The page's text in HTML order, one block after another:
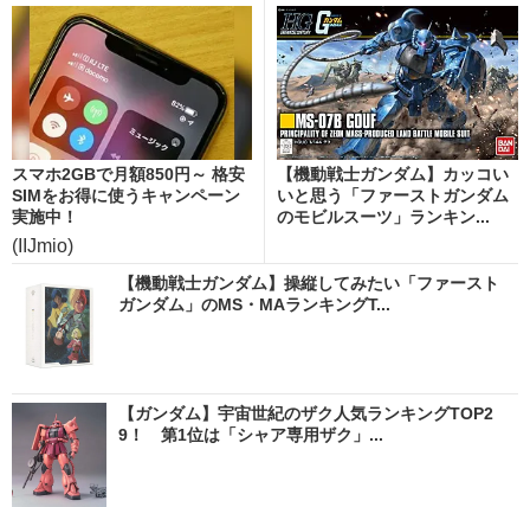
スマホ2GBで月額850円～ 格安
SIMをお得に使うキャンペーン
実施中！
(IIJmio)
【機動戦士ガンダム】カッコい
いと思う「ファーストガンダム
のモビルスーツ」ランキン...
【機動戦士ガンダム】操縦してみたい「ファースト
ガンダム」のMS・MAランキングT...
【ガンダム】宇宙世紀のザク人気ランキングTOP2
9！ 第1位は「シャア専用ザク」...